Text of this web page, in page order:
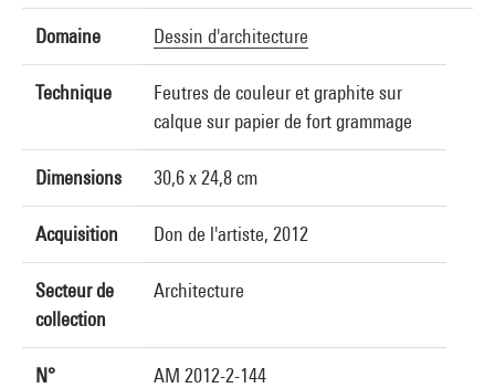
Domaine Dessin d'architecture
Technique
Feutres de couleur et graphite sur
calque sur papier de fort grammage
Dimensions 30,6 x 24,8 cm
Acquisition Don de l'artiste, 2012
Secteur de
collection
Architecture
N°
AM 2012-2-144